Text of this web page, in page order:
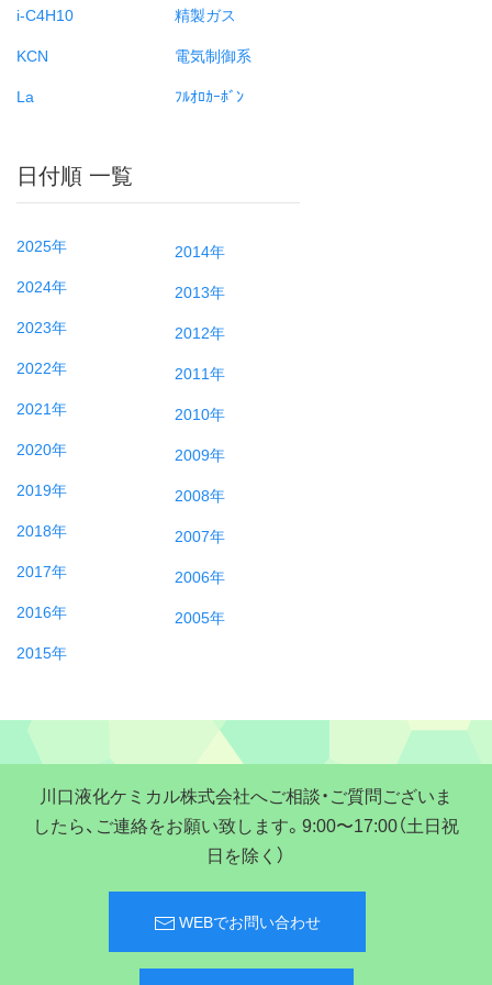
i-C4H10
KCN
La
精製ガス
電気制御系
ﾌﾙｵﾛｶｰﾎﾞﾝ
日付順 一覧
2025年
2024年
2023年
2022年
2021年
2020年
2019年
2018年
2017年
2016年
2015年
2014年
2013年
2012年
2011年
2010年
2009年
2008年
2007年
2006年
2005年
川口液化ケミカル株式会社へご相談・ご質問ございま
したら、ご連絡をお願い致します。9:00〜17:00（土日祝
日を除く）
WEBでお問い合わせ